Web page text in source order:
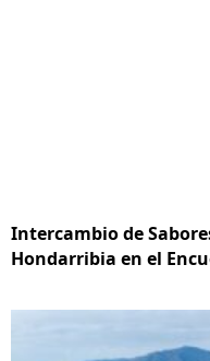
Intercambio de
Hondarribia en el